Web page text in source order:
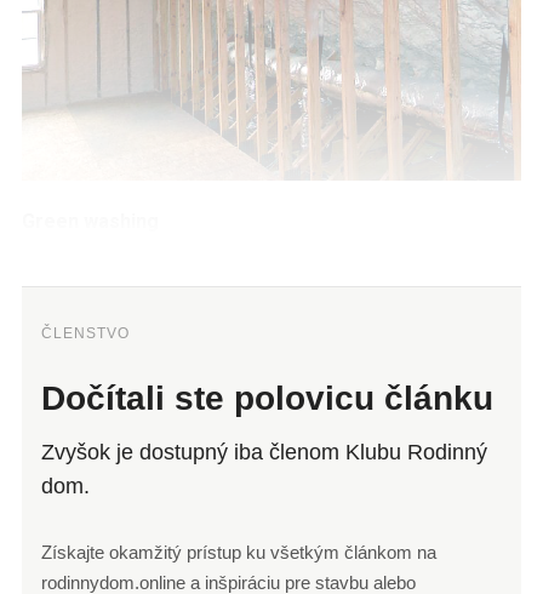
ČLENSTVO
Dočítali ste polovicu článku
Zvyšok je dostupný iba členom Klubu Rodinný
dom.
Získajte okamžitý prístup ku všetkým článkom na
rodinnydom.online a inšpiráciu pre stavbu alebo